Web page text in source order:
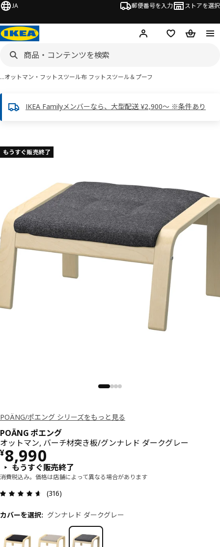
JA 郵便番号を入力 ストアを選択
ログイン・新規入会
欲しいものリスト
カート
…オットマン・フットスツール布 フットスツール＆プーフ
IKEA Familyメンバーなら、大型配送 ¥2,900～ ※条件あり
キップ
もうすぐ販売終了
POÄNG/ポエング シリーズをもっと見る
POÄNG ポエング
オットマン, バーチ材突き板/グンナレド ダークグレー
¥8,990
価格 ¥ 8990
もうすぐ販売終了
消費税込み。価格は店舗によって異なる場合があります
(316)
カバーを選択: グンナレド ダークグレー